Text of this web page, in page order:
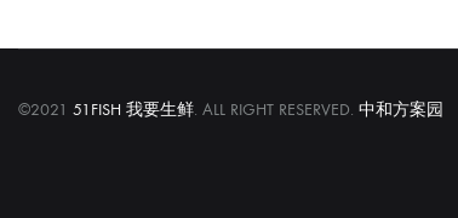
©2021 51FISH 我要生鲜. ALL RIGHT RESERVED. 中和方案园